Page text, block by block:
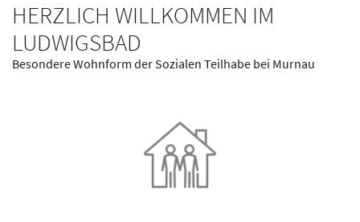
HERZLICH WILLKOMMEN IM
LUDWIGSBAD
Besondere Wohnform der Sozialen Teilhabe bei Murnau